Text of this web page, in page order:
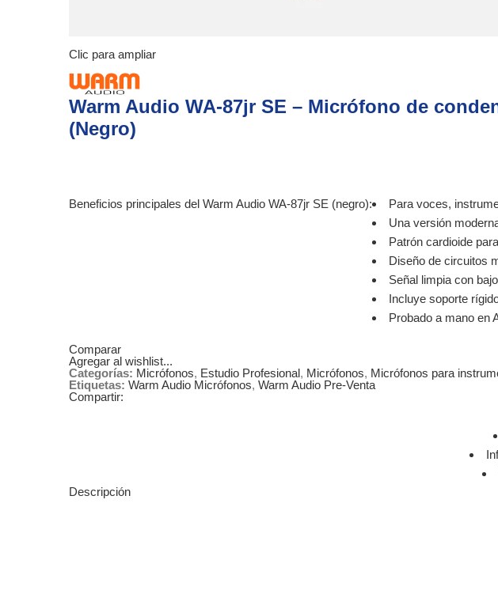
Clic para ampliar
Warm Audio WA-87jr SE – Micrófono de
(Negro)
Beneficios principales del Warm Audio WA-87jr SE (negro):
Para voces,
Una versión
Patrón cardioide
Diseño de circuitos
Señal limpia con
Incluye soporte
Probado a mano en
Comparar
Agregar al wishlist...
Categorías: Micrófonos, Estudio Profesional, Micrófonos, Micrófonos para
Etiquetas: Warm Audio Micrófonos, Warm Audio Pre-Venta
Compartir:
Descripción